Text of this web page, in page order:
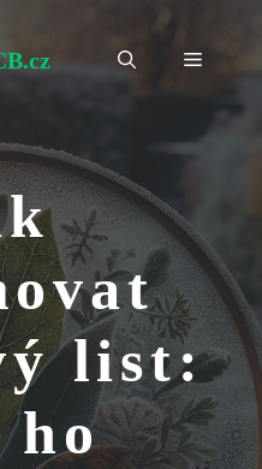
Menu
list:
ho